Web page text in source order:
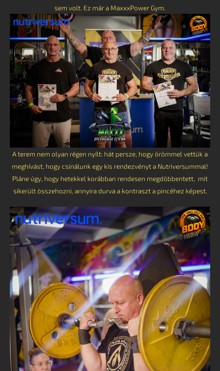
sem volt. Ez már a MaxxxPower Gym.
A terem nem olyan régen nyílt: hát persze, hogy örömmel vettük a
meghívást, hogy csinálunk egy kis rendezvényt a Nutriversummal!
Pláne úgy, hogy hetekkel korábban rendesen megdöbbentett, mit
sikerült összehozni, annyira durva a kontraszt a pincéhez képest.